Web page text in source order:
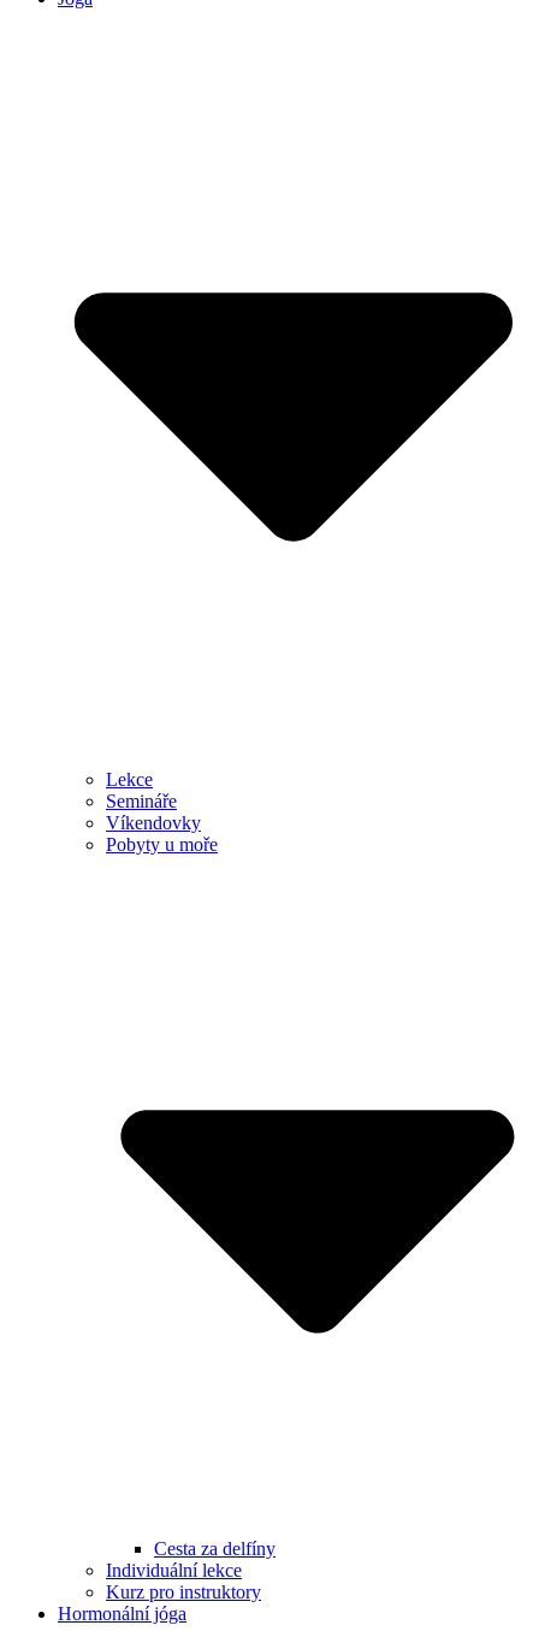
Lekce
Semináře
Víkendovky
Pobyty u moře
Cesta za delfíny
Individuální lekce
Kurz pro instruktory
Hormonální jóga